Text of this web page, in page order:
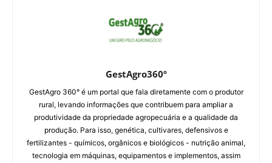
GestAgro360º
GestAgro 360° é um portal que fala diretamente com o produtor
rural, levando informações que contribuem para ampliar a
produtividade da propriedade agropecuária e a qualidade da
produção. Para isso, genética, cultivares, defensivos e
fertilizantes - químicos, orgânicos e biológicos - nutrição animal,
tecnologia em máquinas, equipamentos e implementos, assim